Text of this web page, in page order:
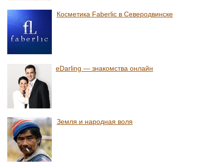
Косметика Faberlic в Северодвинске
eDarling — знакомства онлайн
Земля и народная воля